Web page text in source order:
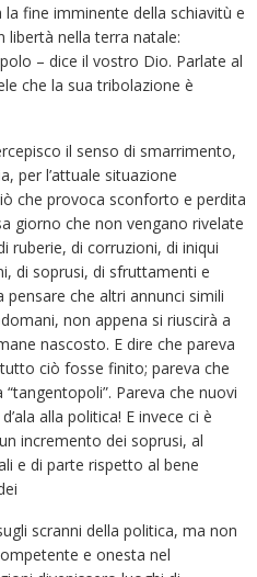
fine imminente della schiavitù e
libertà nella terra natale:
– dice il vostro Dio. Parlate al
che la sua tribolazione è
il senso di smarrimento,
per l’attuale situazione
che provoca sconforto e perdita
giorno che non vengano rivelate
ruberie, di corruzioni, di iniqui
di soprusi, di sfruttamenti e
che altri annunci simili
non appena si riuscirà a
nascosto. E dire che pareva
tutto ciò fosse finito; pareva che
“tangentopoli”. Pareva che nuovi
alla politica! E invece ci è
incremento dei soprusi, al
e di parte rispetto al bene
scranni della politica, ma non
e onesta nel